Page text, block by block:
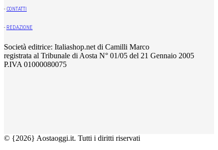
- CONTATTI
- REDAZIONE
Società editrice: Italiashop.net di Camilli Marco
registrata al Tribunale di Aosta N° 01/05 del 21 Gennaio 2005
P.IVA 01000080075
© {2026} Aostaoggi.it. Tutti i diritti riservati